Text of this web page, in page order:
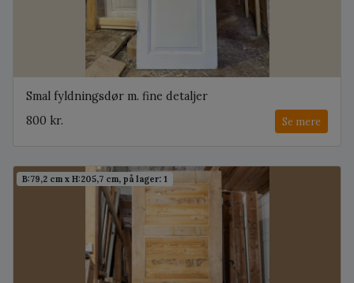
Smal fyldningsdør m. fine detaljer
800 kr.
Se mere
B:79,2 cm x H:205,7 cm, på lager: 1